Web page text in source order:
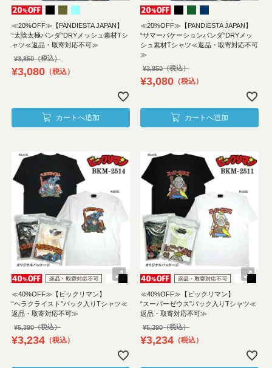
≪20%OFF≫【PANDIESTA JAPAN】
“太陰太極パンダ”DRYメッシュ素材Tシ
ャツ≪返品・取寄対応不可≫
¥3,850
¥3,080 税込
カートへ追加
≪20%OFF≫【PANDIESTA JAPAN】
“サマーバケーションパンダ”DRYメッ
シュ素材Tシャツ≪返品・取寄対応不可
≫
¥3,850
¥3,080 税込
カートへ追加
≪40%OFF≫【ビックリマン】
“ヘラクライスト”パック入りTシャツ≪
返品・取寄対応不可≫
¥5,390
¥3,234 税込
≪40%OFF≫【ビックリマン】
“スーパーゼウス”パック入りTシャツ≪
返品・取寄対応不可≫
¥5,390
¥3,234 税込